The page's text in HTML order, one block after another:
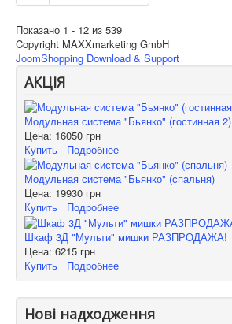
Показано 1 - 12 из 539
Copyright MAXXmarketing GmbH
JoomShopping Download & Support
АКЦІЯ
Модульная система "Бьянко" (гостинная 2)
Цена: 16050 грн
Купить
Подробнее
Модульная система "Бьянко" (спальня)
Цена: 19930 грн
Купить
Подробнее
Шкаф 3Д "Мульти" мишки РАЗПРОДАЖА!
Цена: 6215 грн
Купить
Подробнее
Нові надходження